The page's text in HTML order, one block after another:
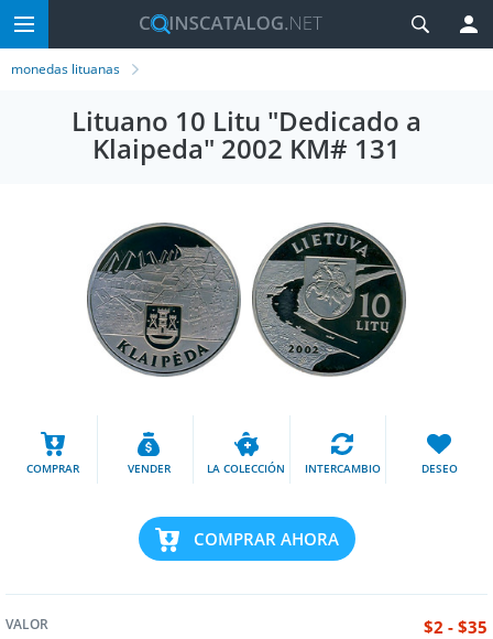
monedas lituanas
Lituano 10 Litu "Dedicado a
Klaipeda" 2002 KM# 131
COMPRAR VENDER LA COLECCIÓN INTERCAMBIO DESEO
COMPRAR AHORA
VALOR $2 - $35